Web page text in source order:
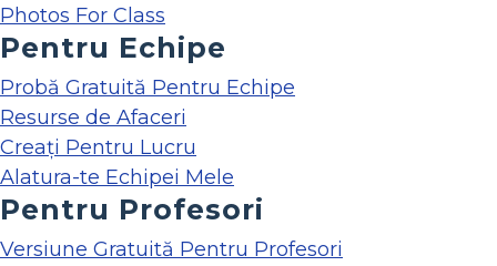
Photos For Class
Pentru Echipe
Probă Gratuită Pentru Echipe
Resurse de Afaceri
Creați Pentru Lucru
Alatura-te Echipei Mele
Pentru Profesori
Versiune Gratuită Pentru Profesori